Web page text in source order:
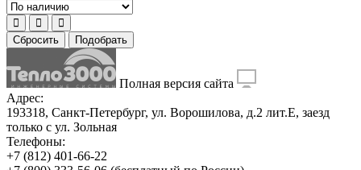
Сбросить Подобрать
Полная версия сайта
Адрес:
193318, Санкт-Петербург, ул. Ворошилова, д.2 лит.Е, заезд
только с ул. Зольная
Телефоны:
+7 (812) 401-66-22